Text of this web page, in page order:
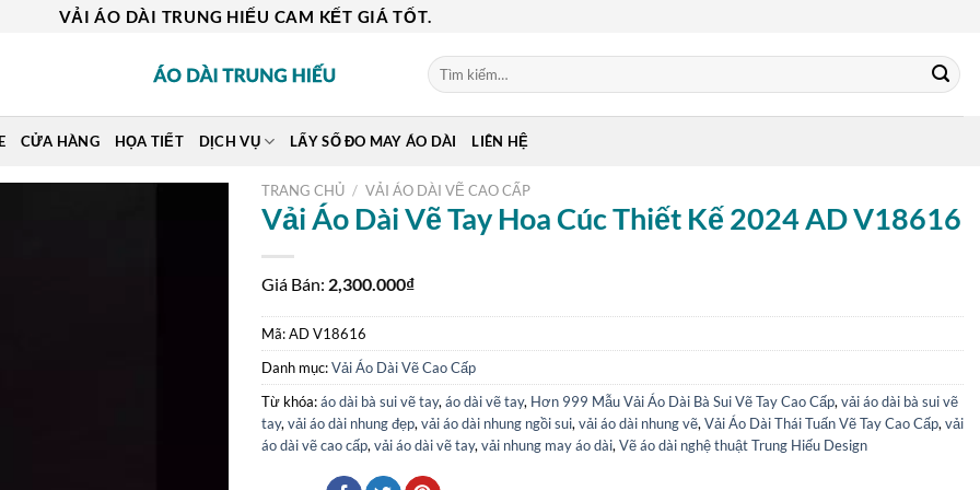
VẢI ÁO DÀI TRUNG HIẾU CAM KẾT GIÁ TỐT.
Tìm
kiếm:
CỬA HÀNG HỌA TIẾT DỊCH VỤ LẤY SỐ ĐO MAY ÁO DÀI LIÊN HỆ
TRANG CHỦ / VẢI ÁO DÀI VẼ CAO CẤP
Vải Áo Dài Vẽ Tay Hoa Cúc Thiết Kế 2024 AD V18616
Giá Bán: 2,300.000₫
Mã:AD V18616
Danh mục:Vải Áo Dài Vẽ Cao Cấp
Từ khóa:áo dài bà sui vẽ tay, áo dài vẽ tay, Hơn 999 Mẫu Vải Áo Dài Bà Sui Vẽ Tay Cao Cấp, vải áo dài bà sui vẽ
tay, vải áo dài nhung đẹp, vải áo dài nhung ngồi sui, vải áo dài nhung vẽ, Vải Áo Dài Thái Tuấn Vẽ Tay Cao Cấp, vải
áo dài vẽ cao cấp, vải áo dài vẽ tay, vải nhung may áo dài, Vẽ áo dài nghệ thuật Trung Hiếu Design